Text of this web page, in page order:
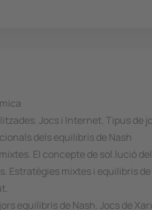
Jocs i Internet. Tipus de
dels equilibris de Nash
El concepte de sol.lució
Estratègies mixtes i equilibris
equilibris de Nash. Jocs de